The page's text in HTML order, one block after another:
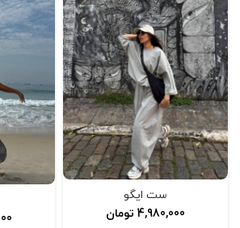
ست ایگو
4,980,000 تومان